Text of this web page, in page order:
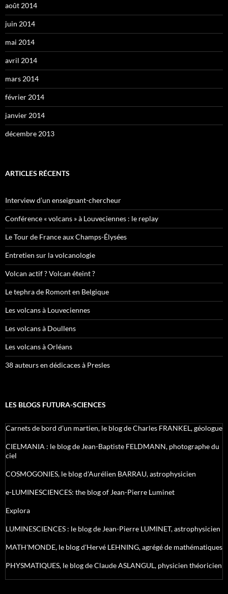
août 2014
juin 2014
mai 2014
avril 2014
mars 2014
février 2014
janvier 2014
décembre 2013
ARTICLES RÉCENTS
Interview d’un enseignant-chercheur
Conférence « volcans » à Louveciennes : le replay
Le Tour de France aux Champs-Élysées
Entretien sur la volcanologie
Volcan actif ? Volcan éteint ?
Le tephra de Romont en Belgique
Les volcans à Louveciennes
Les volcans à Doullens
Les volcans à Orléans
38 auteurs en dédicaces à Presles
LES BLOGS FUTURA-SCIENCES
Carnets de bord d’un martien, le blog de Charles FRANKEL, géologue
CIELMANIA : le blog de Jean-Baptiste FELDMANN, photographe du
ciel
COSMOGONIES, le blog d'Aurélien BARRAU, astrophysicien
e-LUMINESCIENCES: the blog of Jean-Pierre Luminet
Explora
LUMINESCIENCES : le blog de Jean-Pierre LUMINET, astrophysicien
MATH'MONDE, le blog d'Hervé LEHNING, agrégé de mathématiques
PHYSMATIQUES, le blog de Claude ASLANGUL, physicien théoricien